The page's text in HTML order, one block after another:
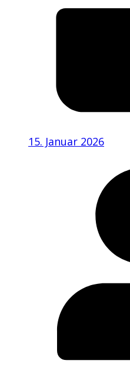
15. Januar 2026